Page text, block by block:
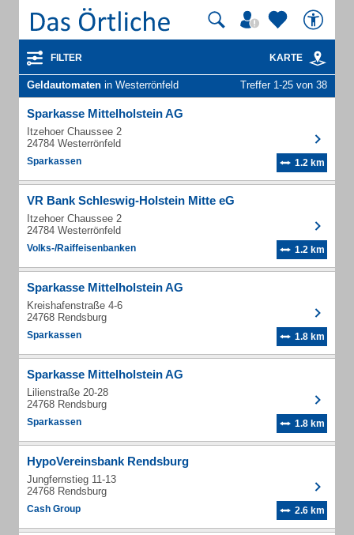
FILTER KARTE
Geldautomaten in Westerrönfeld Treffer 1-25 von 38
Sparkasse Mittelholstein AG
Itzehoer Chaussee 2
24784 Westerrönfeld
Sparkassen 1.2 km
VR Bank Schleswig-Holstein Mitte eG
Itzehoer Chaussee 2
24784 Westerrönfeld
Volks-/Raiffeisenbanken 1.2 km
Sparkasse Mittelholstein AG
Kreishafenstraße 4-6
24768 Rendsburg
Sparkassen 1.8 km
Sparkasse Mittelholstein AG
Lilienstraße 20-28
24768 Rendsburg
Sparkassen 1.8 km
HypoVereinsbank Rendsburg
Jungfernstieg 11-13
24768 Rendsburg
Cash Group 2.6 km